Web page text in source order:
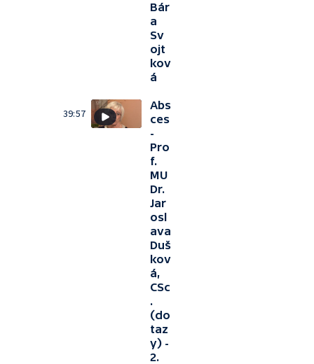
Bár
a
Sv
ojt
kov
á
39:57
Abs
ces
-
Pro
f.
MU
Dr.
Jar
osl
ava
Duš
kov
á,
CSc
.
(do
taz
y) -
2.